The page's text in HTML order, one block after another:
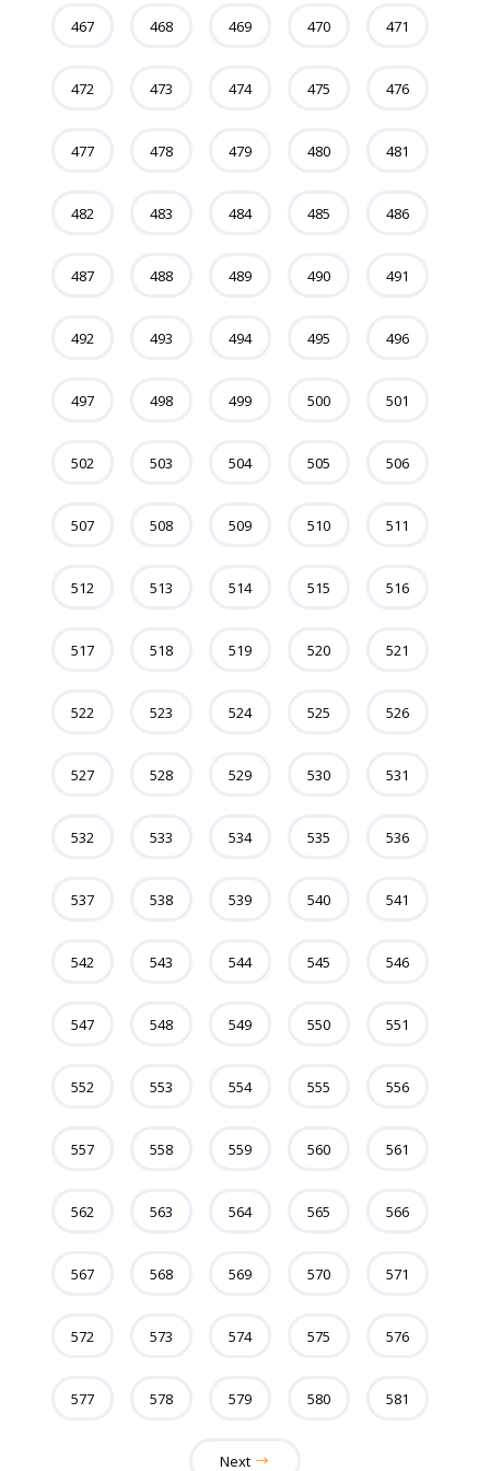
467 468 469 470 471
472 473 474 475 476
477 478 479 480 481
482 483 484 485 486
487 488 489 490 491
492 493 494 495 496
497 498 499 500 501
502 503 504 505 506
507 508 509 510 511
512 513 514 515 516
517 518 519 520 521
522 523 524 525 526
527 528 529 530 531
532 533 534 535 536
537 538 539 540 541
542 543 544 545 546
547 548 549 550 551
552 553 554 555 556
557 558 559 560 561
562 563 564 565 566
567 568 569 570 571
572 573 574 575 576
577 578 579 580 581
Next